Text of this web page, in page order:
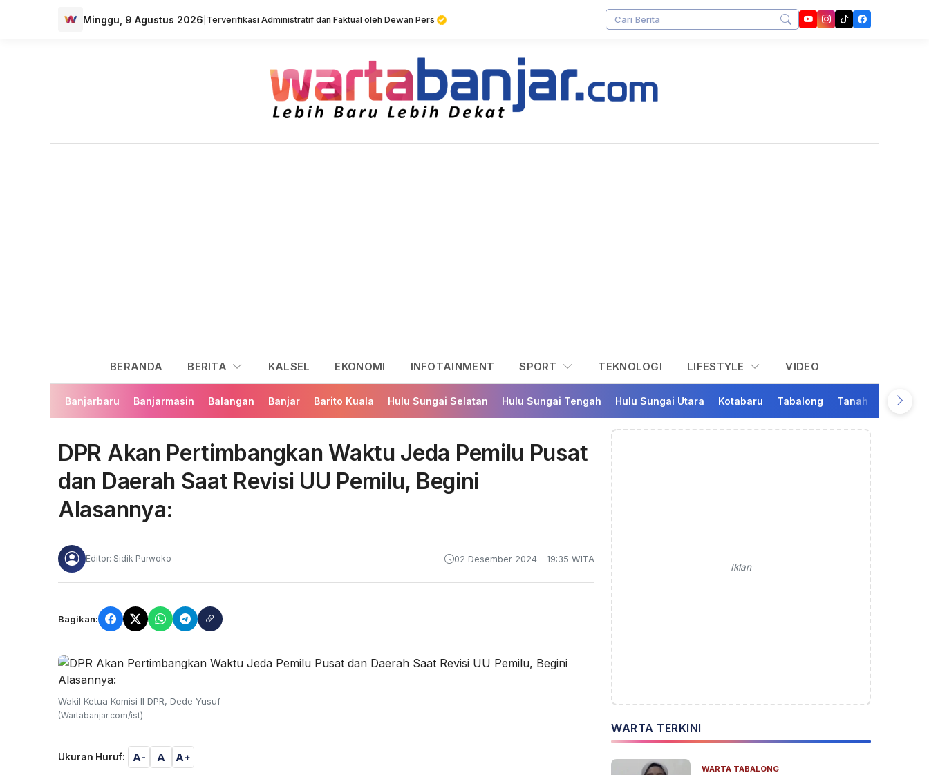
Minggu, 9 Agustus 2026 Terverifikasi Administratif dan Faktual oleh Dewan Pers
BERANDA BERITA KALSEL EKONOMI INFOTAINMENT SPORT TEKNOLOGI LIFESTYLE VIDEO
Banjarbaru Banjarmasin Balangan Banjar Barito Kuala Hulu Sungai Selatan Hulu Sungai Tengah Hulu Sungai Utara Kotabaru Tabalong Tanah Bumbu
DPR Akan Pertimbangkan Waktu Jeda Pemilu Pusat
dan Daerah Saat Revisi UU Pemilu, Begini
Alasannya:
Editor: Sidik Purwoko 02 Desember 2024 - 19:35 WITA
Bagikan:
Wakil Ketua Komisi II DPR, Dede Yusuf
(Wartabanjar.com/ist)
Ukuran Huruf: A- A A+
Iklan
WARTA TERKINI
WARTA TABALONG